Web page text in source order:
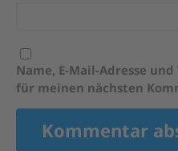
Name, E-Mail-Adresse
für meinen nächsten